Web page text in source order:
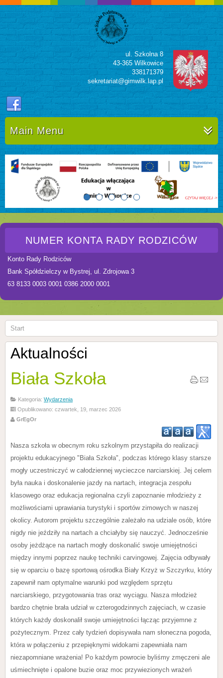
ul. Szkolna 8
43-365 Wilkowice
338171379
sekretariat@gimwilk.lap.pl
Main Menu
NUMER KONTA RADY RODZICÓW
Konto Rady Rodziców
Bank Spółdzielczy w Bystrej, ul. Zdrojowa 3
63 8133 0003 0001 0386 2000 0001
Start
Aktualności
Biała Szkoła
Kategoria: Wydarzenia
Opublikowano: czwartek, 19, marzec 2026
GrEgOr
Nasza szkoła w obecnym roku szkolnym przystąpiła do realizacji
projektu edukacyjnego "Biała Szkoła", podczas którego klasy starsze
mogły uczestniczyć w całodziennej wycieczce narciarskiej. Jej celem
była nauka i doskonalenie jazdy na nartach, integracja zespołu
klasowego oraz edukacja regionalna czyli zapoznanie młodzieży z
możliwościami uprawiania turystyki i sportów zimowych w naszej
okolicy. Autorom projektu szczególnie zależało na udziale osób, które
nigdy nie jeździły na nartach a chciałyby się nauczyć. Jednocześnie
osoby jeżdżące na nartach mogły doskonalić swoje umiejętności
między innymi poprzez naukę techniki carvingowej. Zajęcia odbywały
się w oparciu o bazę sportową ośrodka Biały Krzyż w Szczyrku, który
zapewnił nam optymalne warunki pod względem sprzętu
narciarskiego, przygotowania tras oraz wyciągu. Nasza młodzież
bardzo chętnie brała udział w czterogodzinnych zajęciach, w czasie
których każdy doskonalił swoje umiejętności łącząc przyjemne z
pożytecznym. Przez cały tydzień dopisywała nam słoneczna pogoda,
która w połączeniu z przepięknymi widokami zapewniała nam
niezapomniane wrażenia! Po każdym powrocie byliśmy zmęczeni ale
uśmiechnięte i opalone buzie oraz moc przywiezionych wrażeń